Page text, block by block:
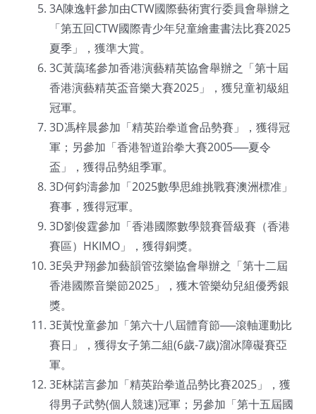
3A陳逸軒參加由CTW國際藝術實行委員會舉辦之
「第五回CTW國際青少年兒童繪畫書法比賽2025
夏季」，獲準大賞。
3C黃藹瑤參加香港演藝精英協會舉辦之「第十屆
香港演藝精英盃音樂大賽2025」，獲兒童初級組
冠軍。
3D馮梓晨參加「精英跆拳道會品勢賽」，獲得冠
軍；另參加「香港智道跆拳大賽2005──夏令
盃」，獲得品勢組季軍。
3D何鈞濤參加「2025數學思維挑戰賽澳洲標准」
賽事，獲得冠軍。
3D劉俊霆參加「香港國際數學競賽晉級賽（香港
賽區）HKIMO」，獲得銅獎。
3E吳尹翔參加藝韻管弦樂協會舉辦之「第十二屆
香港國際音樂節2025」，獲木管樂幼兒組優秀銀
獎。
3E黃悅童參加「第六十八屆體育節──滾軸運動比
賽日」，獲得女子第二組(6歲-7歲)溜冰障礙賽亞
軍。
3E林諾言參加「精英跆拳道品勢比賽2025」，獲
得男子武勢(個人競速)冠軍；另參加「第十五屆國